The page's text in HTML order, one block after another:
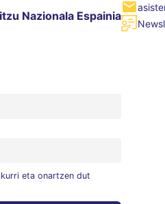
Nazionala Espainia
eta onartzen dut